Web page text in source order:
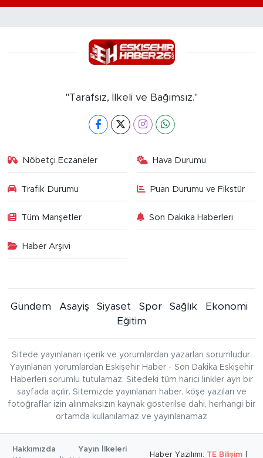
"Tarafsız, İlkeli ve Bağımsız."
Nöbetçi Eczaneler Hava Durumu
Trafik Durumu Puan Durumu ve Fikstür
Tüm Manşetler Son Dakika Haberleri
Haber Arşivi
Gündem Asayiş Siyaset Spor Sağlık
Ekonomi
Eğitim
Sitede yayınlanan içerik ve yorumlardan yazarları sorumludur.
Yayınlanan yorumlardan Eskişehir Haber - Son Dakika Eskişehir
Haberleri sorumlu tutulamaz. Sitedeki tüm harici linkler ayrı bir
sayfada açılır. Sitemizde yayınlanan haber, köşe yazıları ve
fotoğraflar izin alınmaksızın kaynak gösterilse dahi, herhangi bir
ortamda kullanılamaz ve yayınlanamaz
Hakkımızda
Yayın İlkeleri
Haber Yazılımı: TE Bilişim